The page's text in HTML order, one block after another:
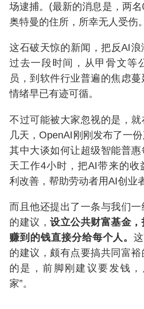
场逮捕。(最新的消息是，两
奥特曼的住所，所幸无人受伤
这石破天惊的新闻，把反AI浪
过去一段时间，从甲骨文等
员，到软件行业普遍的焦虑
情绪早已有迹可循。
不过可能被大家忽视的是，
几天，OpenAI刚刚发布了一份
其中大谈如何让超级智能普
天工作4小时，把AI带来的收
利改善，帮助劳动者用AI创业
而且他还提出了一条与我们
的建议，设立公共财富基金
赚到的钱直接分给每个人。
的建议，颇有点要搞共同富裕
的是，前脚刚建议要发钱，
家”。